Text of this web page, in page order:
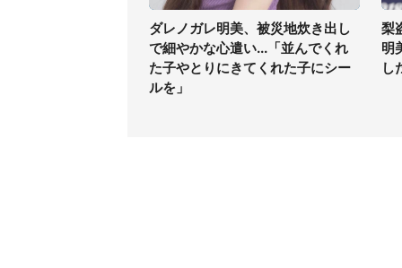
ダレノガレ明美、被災地炊き出し
で細やかな心遣い...「並んでくれ
た子やとりにきてくれた子にシー
ルを」
梨
明
し